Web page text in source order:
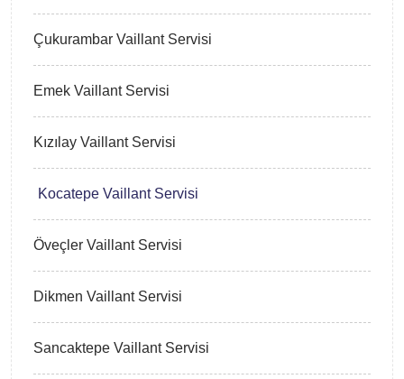
Çukurambar Vaillant Servisi
Emek Vaillant Servisi
Kızılay Vaillant Servisi
Kocatepe Vaillant Servisi
Öveçler Vaillant Servisi
Dikmen Vaillant Servisi
Sancaktepe Vaillant Servisi